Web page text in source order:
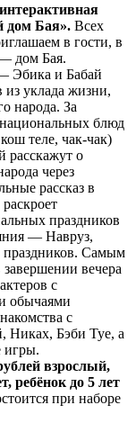
дом Бая». Всех
в гости, в
— дом Бая.
Эбика и Бабай
из уклада жизни,
народа. За
блюд
теле, чак-чак)
расскажут о
через
рассказ в
праздников
— Навруз,
праздников. Самым
вечера
с
обычаями
с
Бэби Туе, а
игры.
взрослый,
ребёнок до 5 лет
при наборе